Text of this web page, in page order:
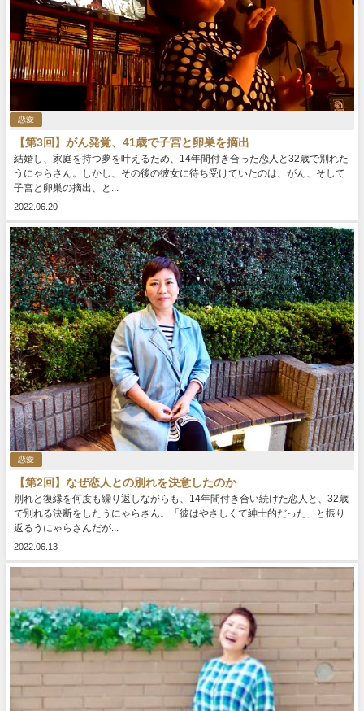
恋愛
【第3回】がん発覚、41歳で子宮と卵巣を摘出
結婚し、家庭を持つ夢を叶えるため、14年間付き合った恋人と32歳で別れた
うにゃらさん。しかし、その後の彼女に待ち受けていたのは、がん、そして
子宮と卵巣の摘出、と...
2022.06.20
恋愛
【第2回】なぜ恋人との別れを決意したのか
別れと復縁を何度も繰り返しながらも、14年間付き合い続けた恋人と、32歳
で別れる決断をしたうにゃらさん。「彼はやさしくて紳士的だった」と振り
返るうにゃらさんだが...
2022.06.13